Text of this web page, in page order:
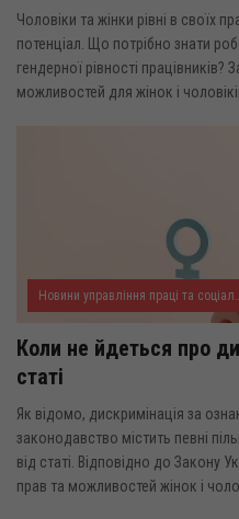
Чоловіки та жінки рівні в своїх
потенціал. Що потрібно знати
гендерної рівності працівників?
можливостей для жінок і
Новини управління
Коли не йдеться про
статі
Як відомо, дискримінація за
законодавство містить певні
від статі. Відповідно до Закону
прав та можливостей жінок і